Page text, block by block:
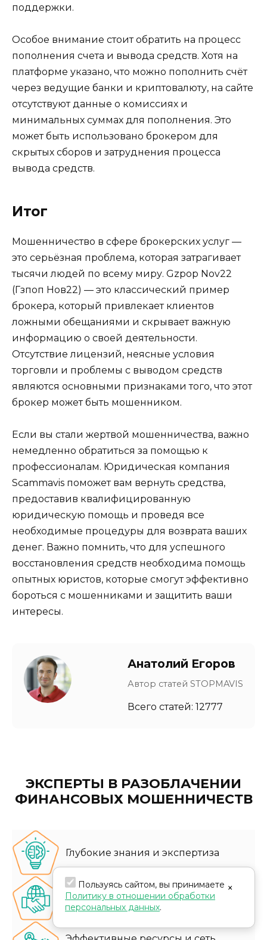
поддержки.
Особое внимание стоит обратить на процесс
пополнения счета и вывода средств. Хотя на
платформе указано, что можно пополнить счёт
через ведущие банки и криптовалюту, на сайте
отсутствуют данные о комиссиях и
минимальных суммах для пополнения. Это
может быть использовано брокером для
скрытых сборов и затруднения процесса
вывода средств.
Итог
Мошенничество в сфере брокерских услуг —
это серьёзная проблема, которая затрагивает
тысячи людей по всему миру. Gzpop Nov22
(Гзпоп Нов22) — это классический пример
брокера, который привлекает клиентов
ложными обещаниями и скрывает важную
информацию о своей деятельности.
Отсутствие лицензий, неясные условия
торговли и проблемы с выводом средств
являются основными признаками того, что этот
брокер может быть мошенником.
Если вы стали жертвой мошенничества, важно
немедленно обратиться за помощью к
профессионалам. Юридическая компания
Scammavis поможет вам вернуть средства,
предоставив квалифицированную
юридическую помощь и проведя все
необходимые процедуры для возврата ваших
денег. Важно помнить, что для успешного
восстановления средств необходима помощь
опытных юристов, которые смогут эффективно
бороться с мошенниками и защитить ваши
интересы.
Анатолий Егоров
Автор статей STOPMAVIS
Всего статей: 12777
ЭКСПЕРТЫ В РАЗОБЛАЧЕНИИ
ФИНАНСОВЫХ МОШЕННИЧЕСТВ
Глубокие знания и экспертиза
Международный опыт и работа в
различных юрисдикциях
×
Пользуясь сайтом, вы принимаете
Политику в отношении обработки
персональных данных.